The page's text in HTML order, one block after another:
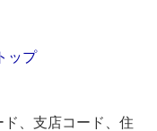
ップ
、支店コード、住